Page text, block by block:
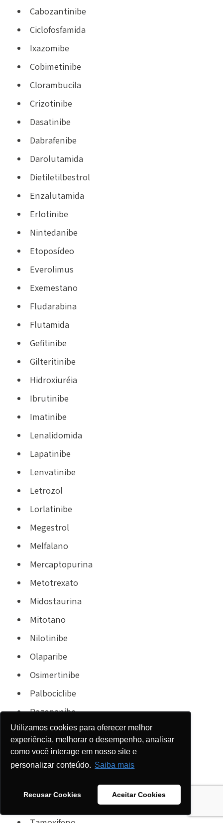
Utilizamos cookies para oferecer melhor
experiência, melhorar o desempenho, analisar
como você interage em nosso site e
personalizar conteúdo. Saiba mais
Recusar Cookies Aceitar Cookies
Cabozantinibe
Ciclofosfamida
Ixazomibe
Cobimetinibe
Clorambucila
Crizotinibe
Dasatinibe
Dabrafenibe
Darolutamida
Dietiletilbestrol
Enzalutamida
Erlotinibe
Nintedanibe
Etoposídeo
Everolimus
Exemestano
Fludarabina
Flutamida
Gefitinibe
Gilteritinibe
Hidroxiuréia
Ibrutinibe
Imatinibe
Lenalidomida
Lapatinibe
Lenvatinibe
Letrozol
Lorlatinibe
Megestrol
Melfalano
Mercaptopurina
Metotrexato
Midostaurina
Mitotano
Nilotinibe
Olaparibe
Osimertinibe
Palbociclibe
Pazopanibe
Regorafenibe
Ribociclibe
Ruxolitinibe